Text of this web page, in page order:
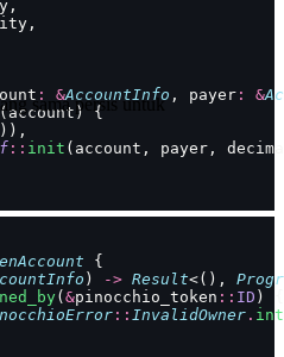
: &AccountInfo , payer : &
(account) {
:: init (account, payer,
sama persis untuk
{
) -> Result<(),
( &pinocchio_token :: ID ) {
:: InvalidOwner .